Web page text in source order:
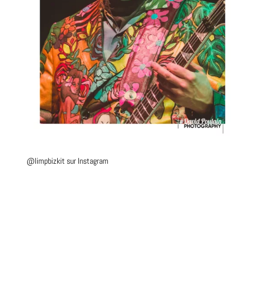
@limpbizkitsur Instagram